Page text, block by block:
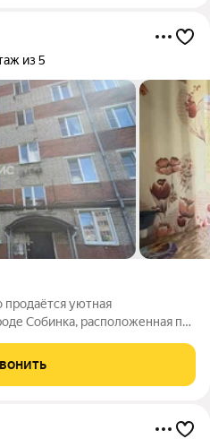
из 5
уютная
Собинка, расположенная по
районе. Квартира